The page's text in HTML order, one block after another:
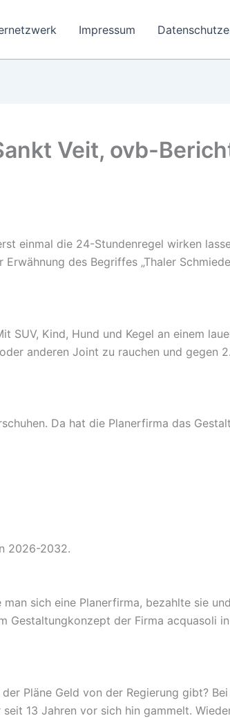
Impressum
Veit, ovb-
einmal die 24-Stundenregel wirken
des Begriffes „Thaler
Kind, Hund und Kegel an einem
anderen Joint zu rauchen und gegen
Da hat die Planerfirma das
2026-2032.
sich eine Planerfirma, bezahlte sie
Gestaltungkonzept der Firma acquasoli
Pläne Geld von der Regierung gibt?
13 Jahren vor sich hin gammelt.